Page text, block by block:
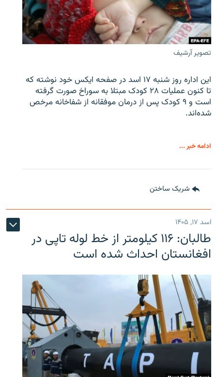
تصویر آرشیف
این اداره روز شنبه ۱۷ اسد در صفحه ایکس خود نوشته که
تا کنون عملیات ۲۸ کودک مبتلا به سوراخ صورت گرفته
است و ۹ کودک پس از درمان موفقانه از شفاخانه مرخص
شده‌اند.
ادامه خبر ...
شریک ساختن
اسد ۱۷, ۱۴۰۵
طالبان: ۱۱۶ کیلومتر از خط لوله تاپی در
افغانستان احداث شده است